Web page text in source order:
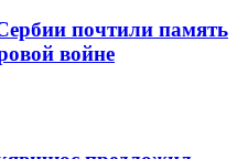
почтили память
войне